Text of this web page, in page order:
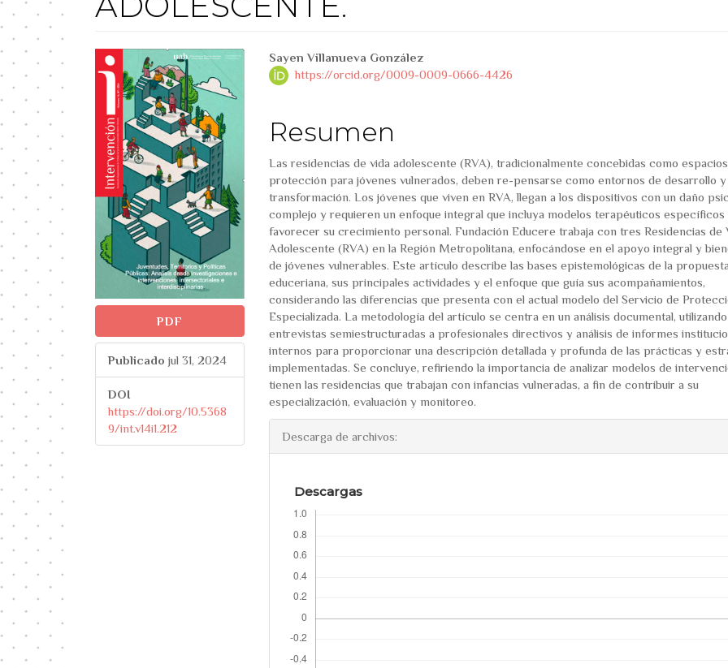
##plugins.themes.bootstrap3.article.sidebar##
PDF
Publicado jul 31, 2024
DOI
https://doi.org/10.5368
9/int.v14i1.212
Sayen Villanueva González
https://orcid.org/0009-0009-0666-4426
Resumen
Las residencias de vida adolescente (RVA), tradicionalmente concebidas como
protección para jóvenes vulnerados, deben re-pensarse como entornos de desarrollo y
transformación. Los jóvenes que viven en RVA, llegan a los dispositivos con un daño
complejo y requieren un enfoque integral que incluya modelos terapéuticos específicos
favorecer su crecimiento personal. Fundación Educere trabaja con tres Residencias de
Adolescente (RVA) en la Región Metropolitana, enfocándose en el apoyo integral y
de jóvenes vulnerables. Este artículo describe las bases epistemológicas de la propuesta
educeriana, sus principales actividades y el enfoque que guía sus acompañamientos,
considerando las diferencias que presenta con el actual modelo del Servicio de
Especializada. La metodología del artículo se centra en un análisis documental, utilizando
entrevistas semiestructuradas a profesionales directivos y análisis de informes
internos para proporcionar una descripción detallada y profunda de las prácticas y
implementadas. Se concluye, refiriendo la importancia de analizar modelos de
tienen las residencias que trabajan con infancias vulneradas, a fin de contribuir a su
especialización, evaluación y monitoreo.
Descarga de archivos:
Descargas